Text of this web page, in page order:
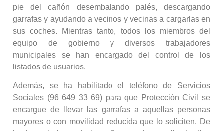
pie del cañón desembalando palés, descargando
garrafas y ayudando a vecinos y vecinas a cargarlas en
sus coches. Mientras tanto, todos los miembros del
equipo de gobierno y diversos trabajadores
municipales se han encargado del control de los
listados de usuarios.
Además, se ha habilitado el teléfono de Servicios
Sociales (96 649 33 69) para que Protección Civil se
encargue de llevar las garrafas a aquellas personas
mayores o con movilidad reducida que lo soliciten. De